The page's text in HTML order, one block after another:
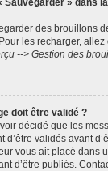
Sauvegarder » dans
des brouillons
les recharger,
--> Gestion des
doit être validé ?
décidé que les
d’être validés avant
vous ait placé dans
d’être publiés.